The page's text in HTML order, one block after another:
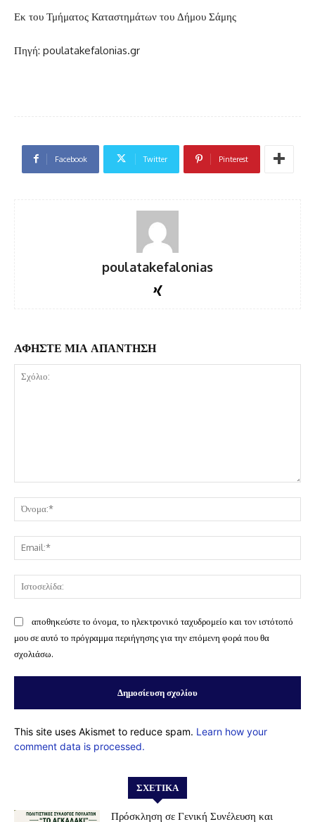
Εκ του Τμήματος Καταστημάτων του Δήμου Σάμης
Πηγή: poulatakefalonias.gr
Facebook Twitter Pinterest
poulatakefalonias
ΑΦΗΣΤΕ ΜΙΑ ΑΠΑΝΤΗΣΗ
αποθηκεύστε το όνομα, το ηλεκτρονικό ταχυδρομείο και τον ιστότοπό
μου σε αυτό το πρόγραμμα περιήγησης για την επόμενη φορά που θα
σχολιάσω.
This site uses Akismet to reduce spam. Learn how your
comment data is processed.
ΣΧΕΤΙΚΆ
Πρόσκληση σε Γενική Συνέλευση και